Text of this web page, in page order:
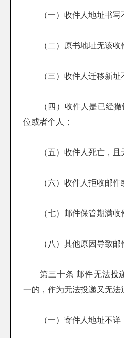
（一）收件人地址书写
（二）原书地址无该收
（三）收件人迁移新址
（四）收件人是已经
位或者个人；
（五）收件人死亡，
（六）收件人拒收邮
（七）邮件保管期满收
（八）其他原因导致邮
第三十条 邮件无法投
一的，作为无法投递又无法
（一）寄件人地址不详